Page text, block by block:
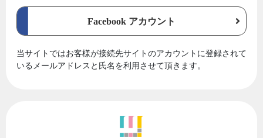
Facebook アカウント
当サイトではお客様が接続先サイトのアカウントに登録されて
いるメールアドレスと氏名を利用させて頂きます。